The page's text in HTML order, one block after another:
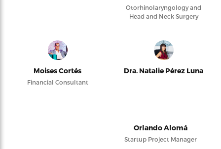
Otorhinolaryngology and
Head and Neck Surgery
Moises Cortés
Financial Consultant
Dra. Natalie Pérez Luna
Orlando Alomá
Startup Project Manager